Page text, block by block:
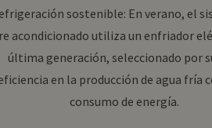
sostenible: En verano, el
acondicionado utiliza un enfriador
última generación, seleccionado por
en la producción de agua fría
consumo de energía.